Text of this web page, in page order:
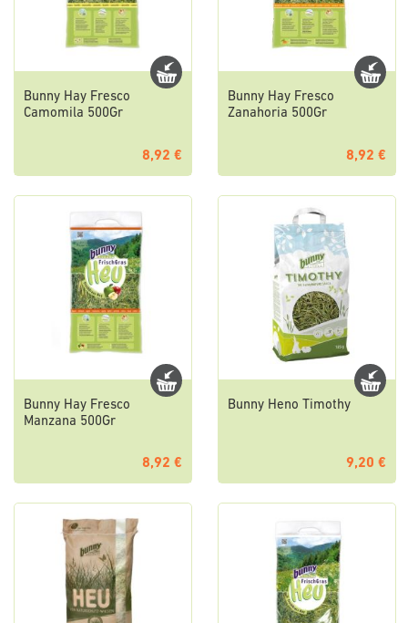
Bunny Hay Fresco
Camomila 500Gr
8,92 €
Bunny Hay Fresco
Zanahoria 500Gr
8,92 €
Bunny Hay Fresco
Manzana 500Gr
8,92 €
Bunny Heno Timothy
9,20 €